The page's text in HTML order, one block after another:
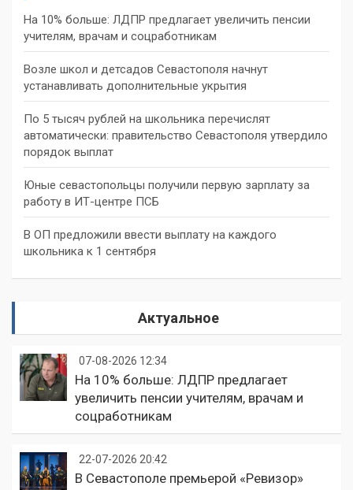
На 10% больше: ЛДПР предлагает увеличить пенсии
учителям, врачам и соцработникам
Возле школ и детсадов Севастополя начнут
устанавливать дополнительные укрытия
По 5 тысяч рублей на школьника перечислят
автоматически: правительство Севастополя утвердило
порядок выплат
Юные севастопольцы получили первую зарплату за
работу в ИТ-центре ПСБ
В ОП предложили ввести выплату на каждого
школьника к 1 сентября
Актуальное
07-08-2026 12:34
На 10% больше: ЛДПР предлагает
увеличить пенсии учителям, врачам и
соцработникам
22-07-2026 20:42
В Севастополе премьерой «Ревизор»